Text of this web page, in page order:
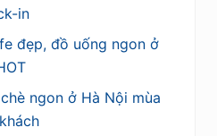
in
đẹp, đồ uống ngon ở
ngon ở Hà Nội mùa